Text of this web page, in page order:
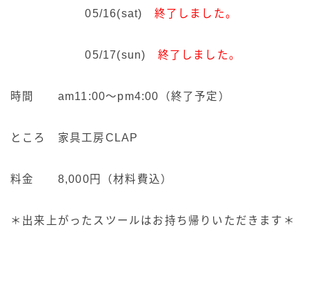
05/16(sat) 終了しました。
05/17(sun) 終了しました。
時間 am11:00〜pm4:00（終了予定）
ところ 家具工房CLAP
料金 8,000円（材料費込）
＊出来上がったスツールはお持ち帰りいただきます＊